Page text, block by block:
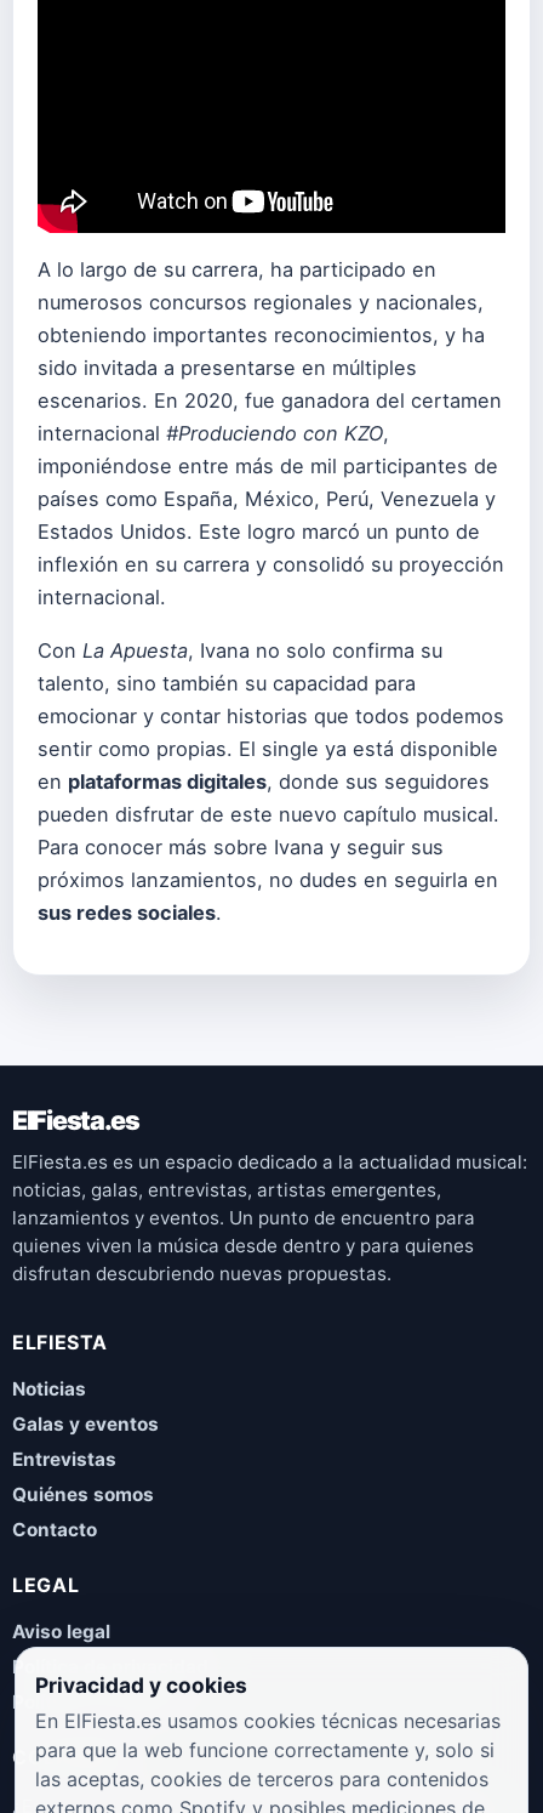
A lo largo de su carrera, ha participado en
numerosos concursos regionales y nacionales,
obteniendo importantes reconocimientos, y ha
sido invitada a presentarse en múltiples
escenarios. En 2020, fue ganadora del certamen
internacional #Produciendo con KZO,
imponiéndose entre más de mil participantes de
países como España, México, Perú, Venezuela y
Estados Unidos. Este logro marcó un punto de
inflexión en su carrera y consolidó su proyección
internacional.
Con La Apuesta, Ivana no solo confirma su
talento, sino también su capacidad para
emocionar y contar historias que todos podemos
sentir como propias. El single ya está disponible
en plataformas digitales, donde sus seguidores
pueden disfrutar de este nuevo capítulo musical.
Para conocer más sobre Ivana y seguir sus
próximos lanzamientos, no dudes en seguirla en
sus redes sociales.
ElFiesta.es
ElFiesta.es es un espacio dedicado a la actualidad musical:
noticias, galas, entrevistas, artistas emergentes,
lanzamientos y eventos. Un punto de encuentro para
quienes viven la música desde dentro y para quienes
disfrutan descubriendo nuevas propuestas.
ELFIESTA
Noticias
Galas y eventos
Entrevistas
Quiénes somos
Contacto
LEGAL
Aviso legal
Política de privacidad
Política de cookies
COLABORA
¿Eres artista, manager, sello o promotor? Envíanos tus
Privacidad y cookies
En ElFiesta.es usamos cookies técnicas necesarias
para que la web funcione correctamente y, solo si
las aceptas, cookies de terceros para contenidos
externos como Spotify y posibles mediciones de